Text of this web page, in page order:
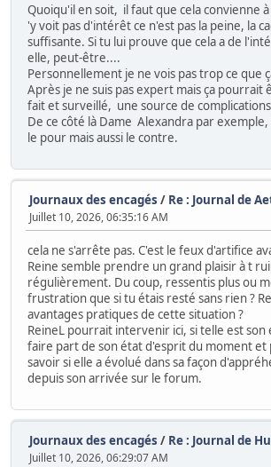
Quoiqu'il en soit, il faut que cela convienne
'y voit pas d'intérêt ce n'est pas la peine, la
suffisante. Si tu lui prouve que cela a de
elle, peut-être....
Personnellement je ne vois pas trop ce que
Après je ne suis pas expert mais ça pourrait
fait et surveillé, une source de
De ce côté là Dame Alexandra par
le pour mais aussi le contre.
Journaux des encagés / Re : Journal de
Juillet 10, 2026, 06:35:16 AM
cela ne s'arrête pas. C'est le feux d'artifice
Reine semble prendre un grand plaisir à t
régulièrement. Du coup, ressentis plus ou
frustration que si tu étais resté sans rien ?
avantages pratiques de cette situation ?
ReineL pourrait intervenir ici, si telle est son
faire part de son état d'esprit du moment et
savoir si elle a évolué dans sa façon
depuis son arrivée sur le forum.
Journaux des encagés / Re : Journal de
Juillet 10, 2026, 06:29:07 AM